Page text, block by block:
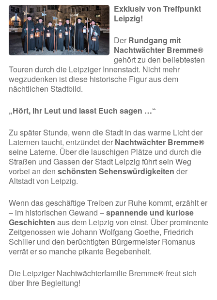
Exklusiv von Treffpunkt
Leipzig!
Der Rundgang mit
Nachtwächter Bremme®
gehört zu den beliebtesten
Touren durch die Leipziger Innenstadt. Nicht mehr
wegzudenken ist diese historische Figur aus dem
nächtlichen Stadtbild.
„Hört, Ihr Leut und lasst Euch sagen …“
Zu später Stunde, wenn die Stadt in das warme Licht der
Laternen taucht, entzündet der Nachtwächter Bremme®
seine Laterne. Über die lauschigen Plätze und durch die
Straßen und Gassen der Stadt Leipzig führt sein Weg
vorbei an den schönsten Sehenswürdigkeiten der
Altstadt von Leipzig.
Wenn das geschäftige Treiben zur Ruhe kommt, erzählt er
– im historischen Gewand –spannende und kuriose
Geschichten aus dem Leipzig von einst. Über prominente
Zeitgenossen wie Johann Wolfgang Goethe, Friedrich
Schiller und den berüchtigten Bürgermeister Romanus
verrät er so manche pikante Begebenheit.
Die Leipziger Nachtwächterfamilie Bremme® freut sich
über Ihre Begleitung!